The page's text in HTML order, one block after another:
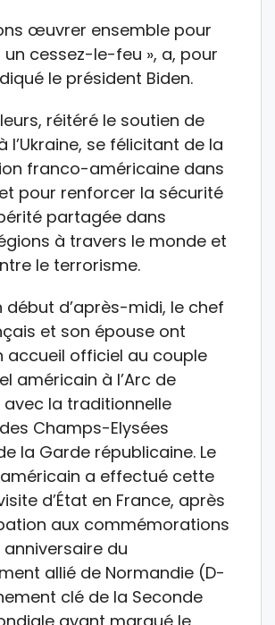
œuvrer ensemble pour
cessez-le-feu », a, pour
le président Biden.
réitéré le soutien de
l’Ukraine, se félicitant de la
franco-américaine dans
pour renforcer la sécurité
partagée dans
à travers le monde et
le terrorisme.
début d’après-midi, le chef
et son épouse ont
accueil officiel au couple
américain à l’Arc de
avec la traditionnelle
Champs-Elysées
la Garde républicaine. Le
a effectué cette
d’État en France, après
aux commémorations
du
allié de Normandie (D-
clé de la Seconde